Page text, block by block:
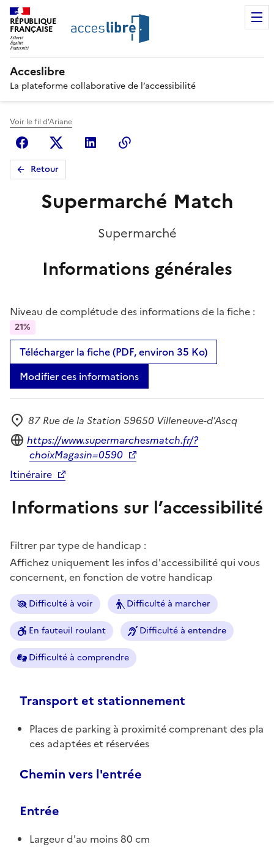
RÉPUBLIQUE
FRANÇAISE
Acceslibre
La plateforme collaborative de l’accessibilité
Voir le fil d'Ariane
FacebookX (anciennement Twitter)
Linkedin
Retour
Supermarché Match
Supermarché
Informations générales
Niveau de complétude des informations de la fiche :
21%
Télécharger la fiche (PDF, environ 35 Ko)
Modifier ces informations
Adresse
87 Rue de la Station 59650 Villeneuve-d'Ascq
Site internet
https://www.supermarchesmatch.fr/?
choixMagasin=0590
Itinéraire
Informations sur l’accessibilité
Filtrer par type de handicap :
Affichez uniquement les infos d'accessibilité qui vous
concernent, en fonction de votre handicap
Difficulté à voir Difficulté à marcher
En fauteuil roulant Difficulté à entendre
Difficulté à comprendre
Transport et stationnement
Places de parking à proximité comprenant des pla
ces adaptées et réservées
Chemin vers l'entrée
Entrée
Largeur d'au moins 80 cm